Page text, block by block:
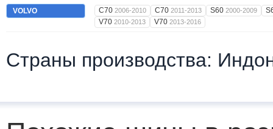
VOLVO C70 2006-2010 C70 2011-2013 S60 2000-2009
V70 2010-2013 V70 2013-2016
Страны производства: